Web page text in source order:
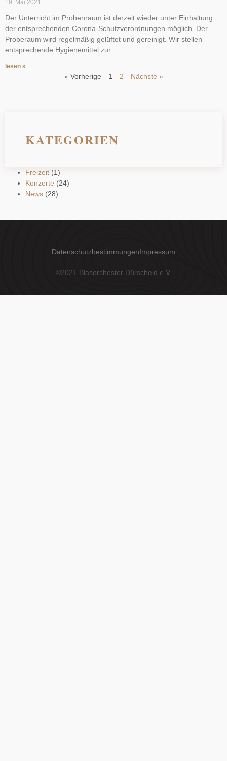
19. Mai 2021
Der Unterricht im Probenraum ist derzeit wieder unter Einhaltung
der entsprechenden Corona-Schutzverordnungen möglich. Der
Proberaum wird regelmäßig gelüftet und gereinigt. Wir stellen
entsprechende Hygienemittel zur
lesen »
« Vorherige 1 2 Nächste »
KATEGORIEN
Freizeit (1)
Konzerte (24)
News (28)
©2021 Blasorchester Dürscheid e.V.
DatenschutzbestimmungenImpressum